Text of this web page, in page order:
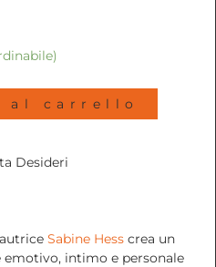
al carrello
Desideri
Sabine Hess crea un
intimo e personale